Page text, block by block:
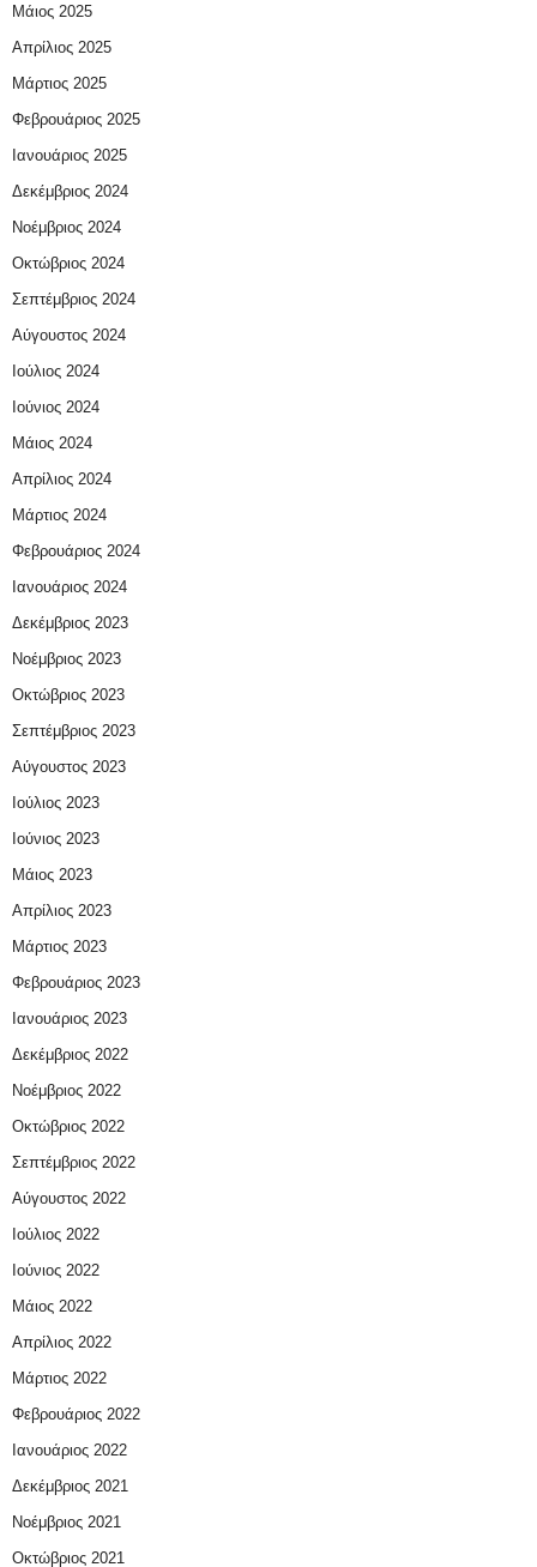
Μάιος 2025
Απρίλιος 2025
Μάρτιος 2025
Φεβρουάριος 2025
Ιανουάριος 2025
Δεκέμβριος 2024
Νοέμβριος 2024
Οκτώβριος 2024
Σεπτέμβριος 2024
Αύγουστος 2024
Ιούλιος 2024
Ιούνιος 2024
Μάιος 2024
Απρίλιος 2024
Μάρτιος 2024
Φεβρουάριος 2024
Ιανουάριος 2024
Δεκέμβριος 2023
Νοέμβριος 2023
Οκτώβριος 2023
Σεπτέμβριος 2023
Αύγουστος 2023
Ιούλιος 2023
Ιούνιος 2023
Μάιος 2023
Απρίλιος 2023
Μάρτιος 2023
Φεβρουάριος 2023
Ιανουάριος 2023
Δεκέμβριος 2022
Νοέμβριος 2022
Οκτώβριος 2022
Σεπτέμβριος 2022
Αύγουστος 2022
Ιούλιος 2022
Ιούνιος 2022
Μάιος 2022
Απρίλιος 2022
Μάρτιος 2022
Φεβρουάριος 2022
Ιανουάριος 2022
Δεκέμβριος 2021
Νοέμβριος 2021
Οκτώβριος 2021